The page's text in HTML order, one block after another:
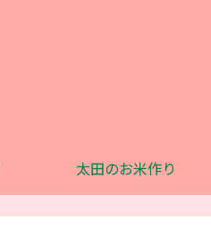
太田のお米作り